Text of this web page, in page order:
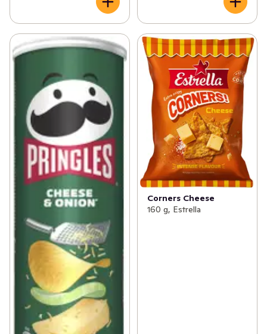
Corners Cheese
160 g, Estrella